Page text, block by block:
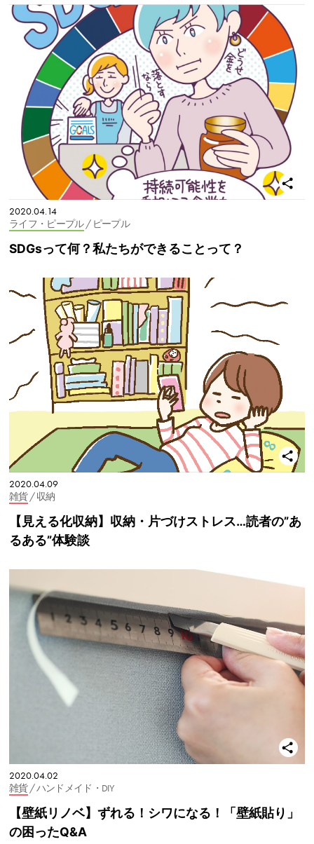
2020.04.14
ライフ・ピープル/ ピープル
SDGsって何？私たちができることって？
2020.04.09
雑貨/ 収納
【見える化収納】収納・片づけストレス…読者の”あ
るある”体験談
2020.04.02
雑貨/ ハンドメイド・DIY
【壁紙リノベ】ずれる！シワになる！「壁紙貼り」
の困ったQ&A